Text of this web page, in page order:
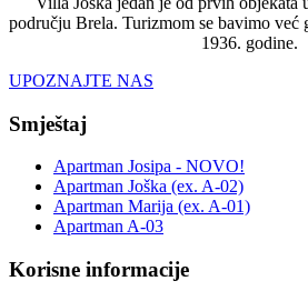
području Brela. Turizmom se bavimo već
1936. godine.
UPOZNAJTE NAS
Smještaj
Apartman Josipa - NOVO!
Apartman Joška (ex. A-02)
Apartman Marija (ex. A-01)
Apartman A-03
Korisne informacije